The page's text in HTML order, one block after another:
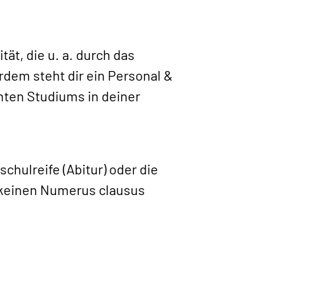
die u. a. durch das
steht dir ein Personal &
Studiums in deiner
(Abitur) oder die
Numerus clausus